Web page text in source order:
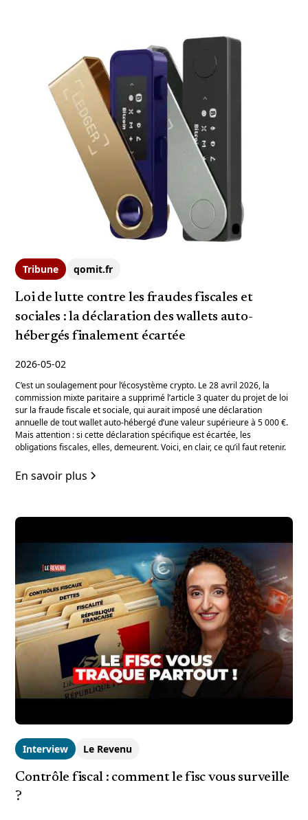
Tribune qomit.fr
Loi de lutte contre les fraudes fiscales et
sociales : la déclaration des wallets auto-
hébergés finalement écartée
2026-05-02
C’est un soulagement pour l’écosystème crypto. Le 28 avril 2026, la
commission mixte paritaire a supprimé l’article 3 quater du projet de loi
sur la fraude fiscale et sociale, qui aurait imposé une déclaration
annuelle de tout wallet auto-hébergé d’une valeur supérieure à 5 000 €.
Mais attention : si cette déclaration spécifique est écartée, les
obligations fiscales, elles, demeurent. Voici, en clair, ce qu’il faut retenir.
En savoir plus
Interview Le Revenu
Contrôle fiscal : comment le fisc vous surveille
?